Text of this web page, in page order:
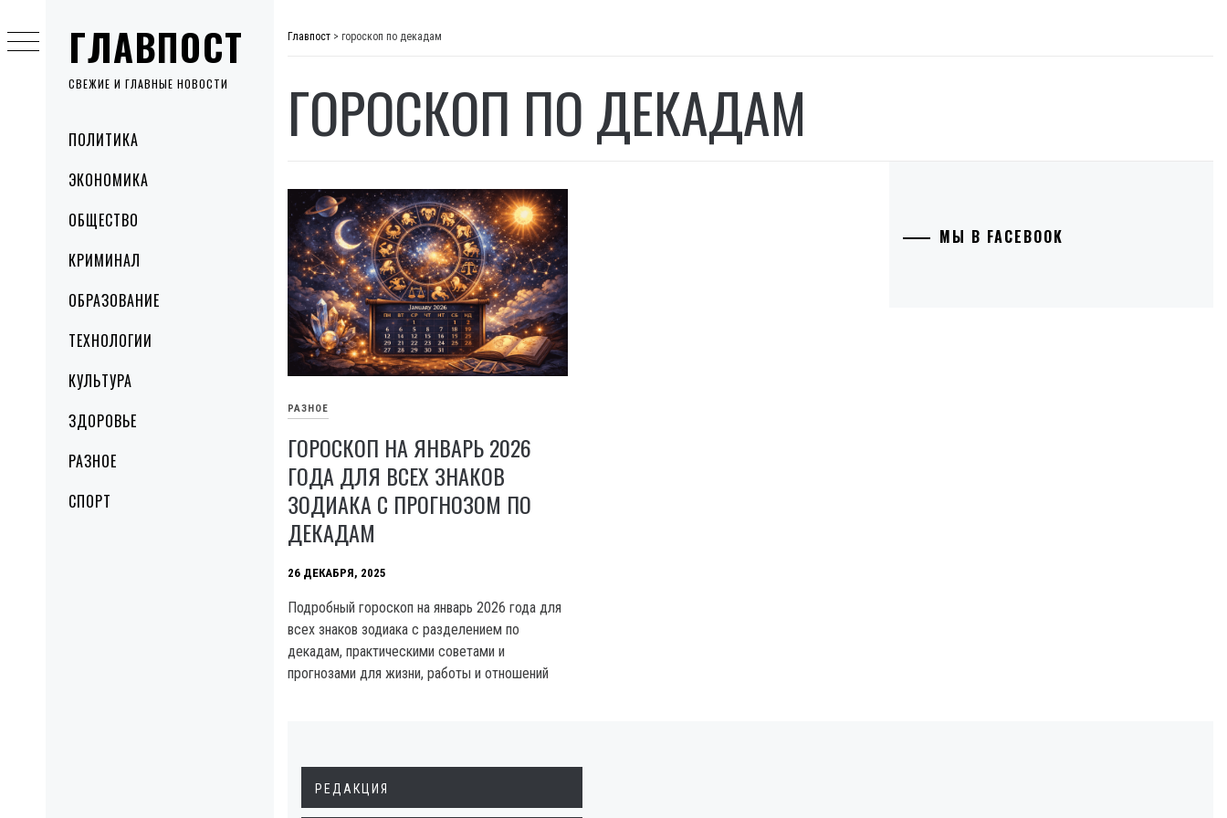
ГЛАВПОСТ
СВЕЖИЕ И ГЛАВНЫЕ НОВОСТИ
MenuПОЛИТИКА
ЭКОНОМИКА
ОБЩЕСТВО
КРИМИНАЛ
ОБРАЗОВАНИЕ
ТЕХНОЛОГИИ
КУЛЬТУРА
ЗДОРОВЬЕ
РАЗНОЕ
СПОРТ
to
content
Главпост > гороскоп по декадам
ГОРОСКОП ПО ДЕКАДАМ
РАЗНОЕ
ГОРОСКОП НА ЯНВАРЬ 2026
ГОДА ДЛЯ ВСЕХ ЗНАКОВ
ЗОДИАКА С ПРОГНОЗОМ ПО
ДЕКАДАМ
26 ДЕКАБРЯ, 2025
Подробный гороскоп на январь 2026 года для
всех знаков зодиака с разделением по
декадам, практическими советами и
прогнозами для жизни, работы и отношений
МЫ В FACEBOOK
РЕДАКЦИЯ